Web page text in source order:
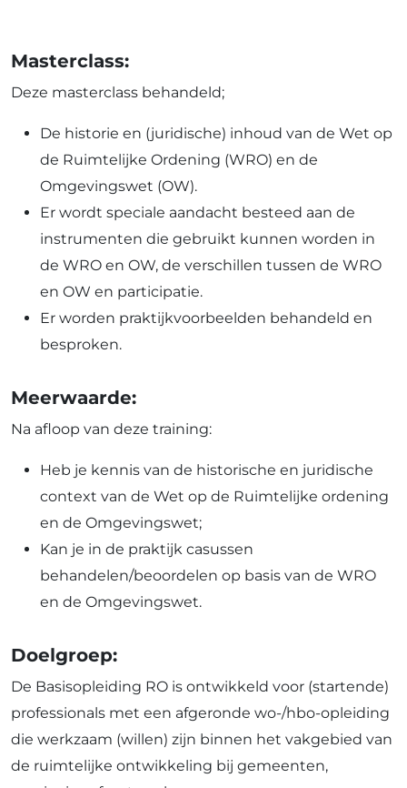
Masterclass:
Deze masterclass behandeld;
De historie en (juridische) inhoud van de Wet op
de Ruimtelijke Ordening (WRO) en de
Omgevingswet (OW).
Er wordt speciale aandacht besteed aan de
instrumenten die gebruikt kunnen worden in
de WRO en OW, de verschillen tussen de WRO
en OW en participatie.
Er worden praktijkvoorbeelden behandeld en
besproken.
Meerwaarde:
Na afloop van deze training:
Heb je kennis van de historische en juridische
context van de Wet op de Ruimtelijke ordening
en de Omgevingswet;
Kan je in de praktijk casussen
behandelen/beoordelen op basis van de WRO
en de Omgevingswet.
Doelgroep:
De Basisopleiding RO is ontwikkeld voor (startende)
professionals met een afgeronde wo-/hbo-opleiding
die werkzaam (willen) zijn binnen het vakgebied van
de ruimtelijke ontwikkeling bij gemeenten,